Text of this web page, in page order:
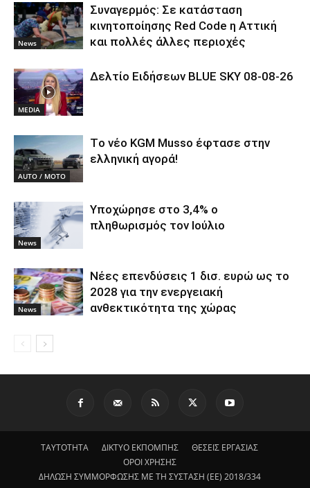
News
Συναγερμός: Σε κατάσταση
κινητοποίησης Red Code η Αττική
και πολλές άλλες περιοχές
MEDIA
Δελτίο Ειδήσεων BLUE SKY 08-08-26
AUTO / MOTO
Tο νέο KGM Musso έφτασε στην
ελληνική αγορά!
News
Υποχώρησε στο 3,4% ο
πληθωρισμός τον Ιούλιο
News
Νέες επενδύσεις 1 δισ. ευρώ ως το
2028 για την ενεργειακή
ανθεκτικότητα της χώρας
ΤΑΥΤΟΤΗΤΑ ΔΙΚΤΥΟ ΕΚΠΟΜΠΗΣ
ΘΕΣΕΙΣ ΕΡΓΑΣΙΑΣ
ΟΡΟΙ ΧΡΗΣΗΣ
ΔΗΛΩΣΗ ΣΥΜΜΟΡΦΩΣΗΣ ΜΕ ΤΗ ΣΥΣΤΑΣΗ (ΕΕ) 2018/334